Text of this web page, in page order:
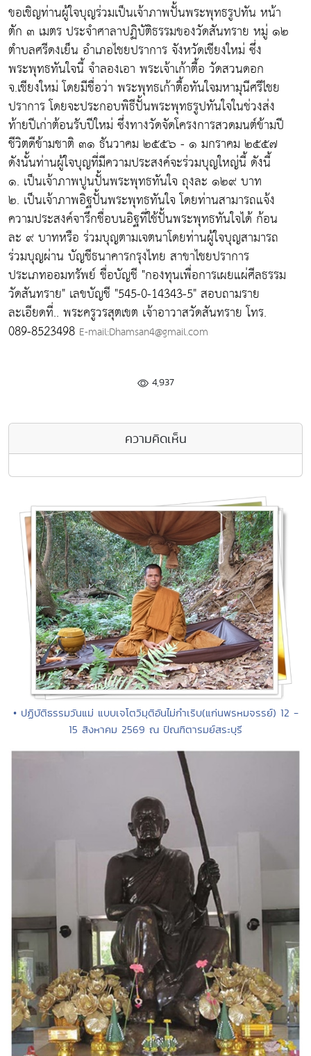
ขอเชิญท่านผู้ใจบุญร่วมเป็นเจ้าภาพปั้นพระพุทธรูปทัน หน้า
ตัก ๓ เมตร ประจำศาลาปฏิบัติธรรมของวัดสันทราย หมู่ ๑๒
ตำบลศรีดงเย็น อำเภอไชยปราการ จังหวัดเชียงใหม่ ซึ่ง
พระพุทธทันใจนี้ จำลองเอา พระเจ้าเก้าตื้อ วัดสวนดอก
จ.เชียงใหม่ โดยมีชื่อว่า พระพุทธเก้าตื้อทันใจมหามุนีศรีไชย
ปราการ โดยจะประกอบพิธีปั้นพระพุทธรูปทันใจในช่วงส่ง
ท้ายปีเก่าต้อนรับปีใหม่ ซึ่งทางวัดจัดโครงการสวดมนต์ข้ามปี
ชีวิตดีข้ามชาติ ๓๑ ธันวาคม ๒๕๕๖ - ๑ มกราคม ๒๕๕๗
ดังนั้นท่านผู้ใจบุญที่มีความประสงค์จะร่วมบุญใหญ่นี้ ดังนี้
๑. เป็นเจ้าภาพปูนปั้นพระพุทธทันใจ ถุงละ ๑๒๙ บาท
๒. เป็นเจ้าภาพอิฐปั้นพระพุทธทันใจ โดยท่านสามารถแจ้ง
ความประสงค์จารึกชื่อบนอิฐที่ใช้ปั้นพระพุทธทันใจได้ ก้อน
ละ ๙ บาทหรือ ร่วมบุญตามเจตนาโดยท่านผู้ใจบุญสามารถ
ร่วมบุญผ่าน บัญชีธนาคารกรุงไทย สาขาไชยปราการ
ประเภทออมทรัพย์ ชื่อบัญชี "กองทุนเพื่อการเผยแผ่ศีลธรรม
วัดสันทราย" เลขบัญชี "545-0-14343-5" สอบถามราย
ละเอียดที่.. พระครูวรสุตเขต เจ้าอาวาสวัดสันทราย โทร.
089-8523498 E-mail:Dhamsan4@gmail.com
4,937
ความคิดเห็น
• ปฏิบัติธรรมวันแม่ แบบเจโตวิมุติอันไม่กำเริบ(แก่นพรหมจรรย์) 12 -
15 สิงหาคม 2569 ณ ปัณฑิตารมย์สระบุรี